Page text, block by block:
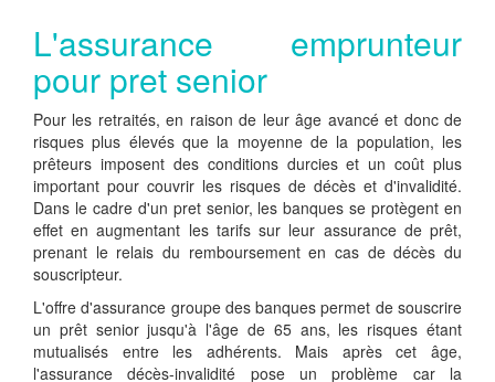
L'assurance emprunteur
pour pret senior
Pour les retraités, en raison de leur âge avancé et donc de
risques plus élevés que la moyenne de la population, les
prêteurs imposent des conditions durcies et un coût plus
important pour couvrir les risques de décès et d'invalidité.
Dans le cadre d'un pret senior, les banques se protègent en
effet en augmentant les tarifs sur leur assurance de prêt,
prenant le relais du remboursement en cas de décès du
souscripteur.
L'offre d'assurance groupe des banques permet de souscrire
un prêt senior jusqu'à l'âge de 65 ans, les risques étant
mutualisés entre les adhérents. Mais après cet âge,
l'assurance décès-invalidité pose un problème car la